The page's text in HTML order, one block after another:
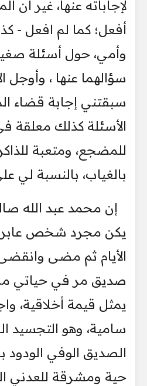
لإجاباته عنها، غير أن
أفعل؛ كما لم افعل -
وأمي، حول أسئلة
سؤالهما عنها ، وأوجل
سبقتني إجابة قضاء
الأسئلة كذلك معلقة
للمضجع، ومتعبة
بالغياب، بالنسبة لي
إن محمد عبد الله
يكن مجرد شخص عابر
الأيام ثم مضى
صديق مر في حياتي
يمثل قيمة أخلاقية،
سامية، وهو التجسيد
الصديق الوفي الودود
حية ومشرقة للعدني